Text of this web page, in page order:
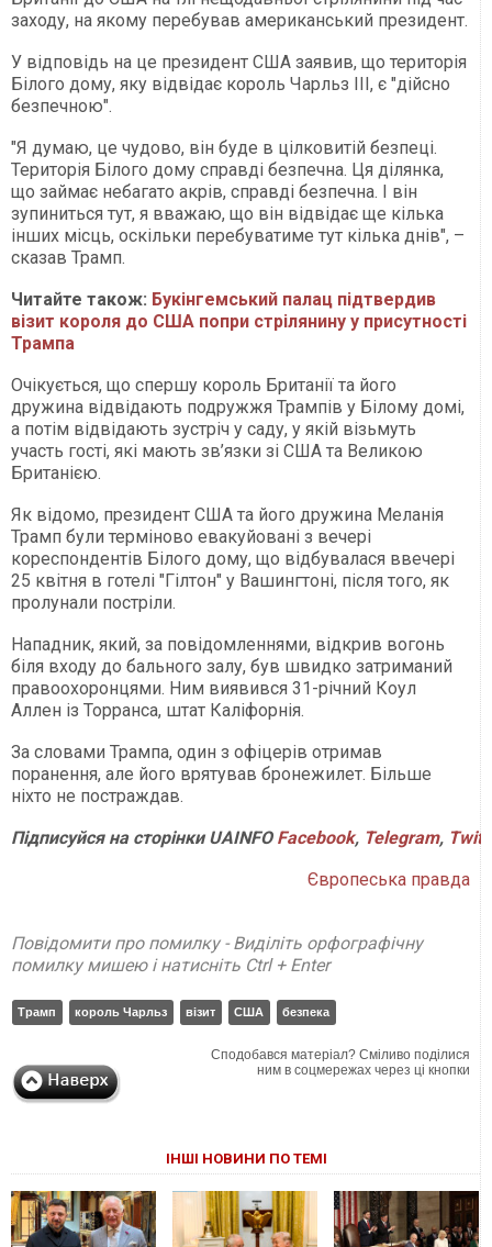
заходу, на якому перебував американський президент.
У відповідь на це президент США заявив, що територія
Білого дому, яку відвідає король Чарльз III, є "дійсно
безпечною".
"Я думаю, це чудово, він буде в цілковитій безпеці.
Територія Білого дому справді безпечна. Ця ділянка,
що займає небагато акрів, справді безпечна. І він
зупиниться тут, я вважаю, що він відвідає ще кілька
інших місць, оскільки перебуватиме тут кілька днів", –
сказав Трамп.
Читайте також: Букінгемський палац підтвердив
візит короля до США попри стрілянину у присутності
Трампа
Очікується, що спершу король Британії та його
дружина відвідають подружжя Трампів у Білому домі,
а потім відвідають зустріч у саду, у якій візьмуть
участь гості, які мають зв’язки зі США та Великою
Британією.
Як відомо, президент США та його дружина Меланія
Трамп були терміново евакуйовані з вечері
кореспондентів Білого дому, що відбувалася ввечері
25 квітня в готелі "Гілтон" у Вашингтоні, після того, як
пролунали постріли.
Нападник, який, за повідомленнями, відкрив вогонь
біля входу до бального залу, був швидко затриманий
правоохоронцями. Ним виявився 31-річний Коул
Аллен із Торранса, штат Каліфорнія.
За словами Трампа, один з офіцерів отримав
поранення, але його врятував бронежилет. Більше
ніхто не постраждав.
ПідписуйсянасторінкиUAINFO Facebook, Telegram,
Європеська правда
Повідомити про помилку - Виділіть орфографічну
помилку мишею і натисніть Ctrl + Enter
Трамп король Чарльз візит США безпека
Сподобався матеріал? Сміливо поділися
ним в соцмережах через ці кнопки
ІНШІ НОВИНИ ПО ТЕМІ